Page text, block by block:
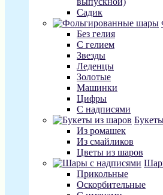
Садик
Без гелия
С гелием
Звезды
Леденцы
Золотые
Машинки
Цифры
С надписями
Из ромашек
Из смайликов
Цветы из шаров
Прикольные
Оскорбительные